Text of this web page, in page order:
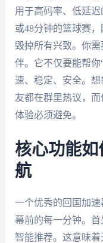
用于高码率、低延
或48分钟的篮球赛
毁掉所有兴致。你
伴。它不仅要能帮
速、稳定、安全。
友都在群里热议，
体验必须避免。
核心功能
航
一个优秀的回国加
幕前的每一分钟。
智能推荐。这意味着